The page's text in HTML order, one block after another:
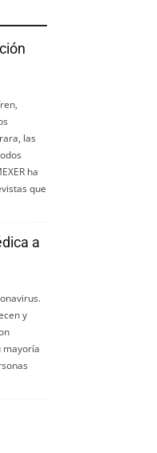
las
ha
que
a
y
mayoría